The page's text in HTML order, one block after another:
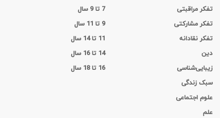
تفکر مراقبتی
تفکر مشارکتی
تفکر نقادانه
دین
زیبایی‌شناسی
سبک زندگی
علوم اجتماعی
علم
7 تا 9 سال
9 تا 11 سال
11 تا 14 سال
14 تا 16 سال
16 تا 18 سال